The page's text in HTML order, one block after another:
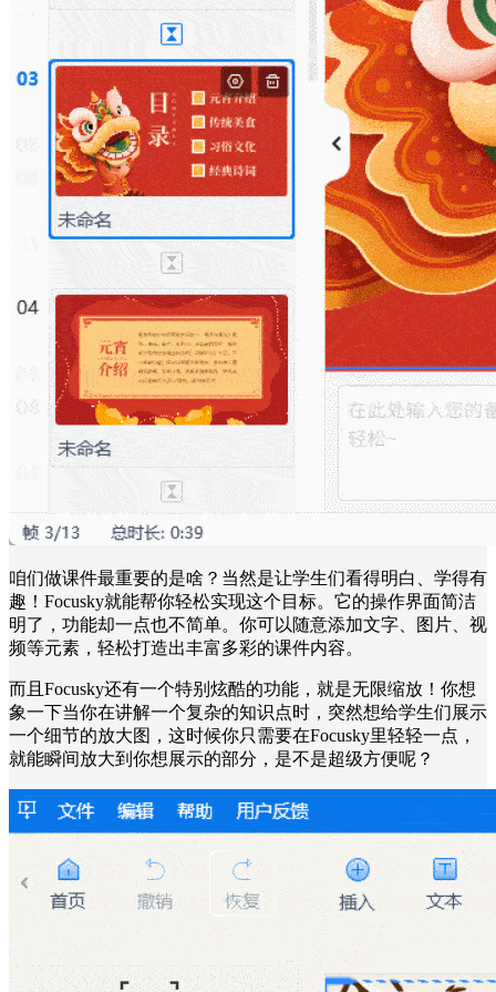
咱们做课件最重要的是啥？当然是让学生们看得明白、学得有
趣！Focusky就能帮你轻松实现这个目标。它的操作界面简洁
明了，功能却一点也不简单。你可以随意添加文字、图片、视
频等元素，轻松打造出丰富多彩的课件内容。
而且Focusky还有一个特别炫酷的功能，就是无限缩放！你想
象一下当你在讲解一个复杂的知识点时，突然想给学生们展示
一个细节的放大图，这时候你只需要在Focusky里轻轻一点，
就能瞬间放大到你想展示的部分，是不是超级方便呢？